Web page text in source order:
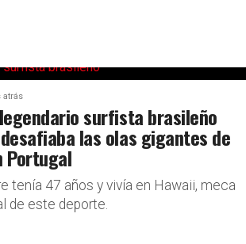
atrás
surfista brasileño
las olas gigantes de
Portugal
tenía 47 años y vivía en Hawaii, meca
de este deporte.